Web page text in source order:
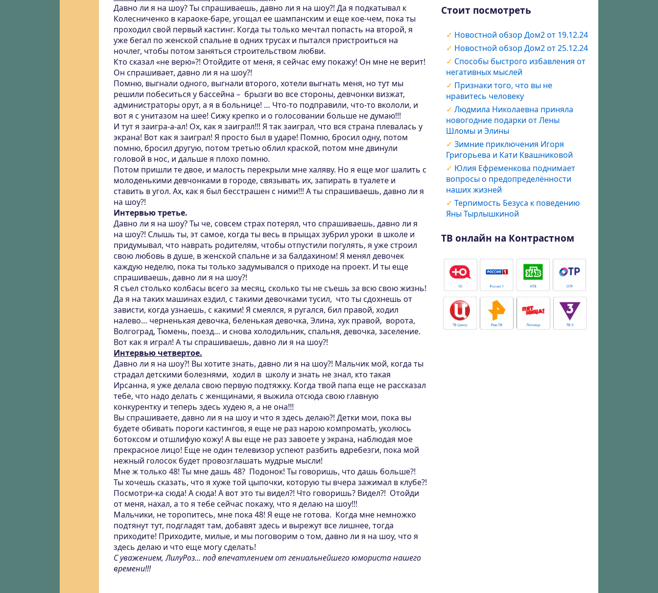
Давно ли я на шоу? Ты спрашиваешь, давно ли я на шоу?! Да я подкатывал к
Колесниченко в караоке-баре, угощал ее шампанским и еще кое-чем, пока ты
проходил свой первый кастинг. Когда ты только мечтал попасть на второй, я
уже бегал по женской спальне в одних трусах и пытался пристроиться на
ночлег, чтобы потом заняться строительством любви.
Кто сказал «не верю»?! Отойдите от меня, я сейчас ему покажу! Он мне не верит!
Он спрашивает, давно ли я на шоу?!
Помню, выгнали одного, выгнали второго, хотели выгнать меня, но тут мы
решили побеситься у бассейна – брызги во все стороны, девчонки визжат,
администраторы орут, а я в больнице! … Что-то подправили, что-то вкололи, и
вот я с унитазом на шее! Сижу крепко и о голосовании больше не думаю!!!
И тут я заигра-а-ал! Ох, как я заиграл!!! Я так заиграл, что вся страна плевалась у
экрана! Вот как я заиграл! Я просто был в ударе! Помню, бросил одну, потом
помню, бросил другую, потом третью облил краской, потом мне двинули
головой в нос, и дальше я плохо помню.
Потом пришли те двое, и малость перекрыли мне халяву. Но я еще мог шалить с
молоденькими девчонками в городе, связывать их, запирать в туалете и
ставить в угол. Ах, как я был бесстрашен с ними!!! А ты спрашиваешь, давно ли я
на шоу?!
Интервью третье.
Давно ли я на шоу? Ты че, совсем страх потерял, что спрашиваешь, давно ли я
на шоу?! Слышь ты, эт самое, когда ты весь в прыщах зубрил уроки в школе и
придумывал, что наврать родителям, чтобы отпустили погулять, я уже строил
свою любовь в душе, в женской спальне и за балдахином! Я менял девочек
каждую неделю, пока ты только задумывался о приходе на проект. И ты еще
спрашиваешь, давно ли я на шоу?!
Я съел столько колбасы всего за месяц, сколько ты не съешь за всю свою жизнь!
Да я на таких машинах ездил, с такими девочками тусил, что ты сдохнешь от
зависти, когда узнаешь, с какими! Я смеялся, я ругался, бил правой, ходил
налево… черненькая девочка, беленькая девочка, Элина, хук правой, ворота,
Волгоград, Тюмень, поезд… и снова холодильник, спальня, девочка, заселение.
Вот как я играл! А ты спрашиваешь, давно ли я на шоу?!
Интервью четвертое.
Давно ли я на шоу?! Вы хотите знать, давно ли я на шоу?! Мальчик мой, когда ты
страдал детскими болезнями, ходил в школу и знать не знал, кто такая
Ирсанна, я уже делала свою первую подтяжку. Когда твой папа еще не рассказал
тебе, что надо делать с женщинами, я выжила отсюда свою главную
конкурентку и теперь здесь худею я, а не она!!!
Вы спрашиваете, давно ли я на шоу и что я здесь делаю?! Детки мои, пока вы
будете обивать пороги кастингов, я еще не раз нарою компроматЬ, уколюсь
ботоксом и отшлифую кожу! А вы еще не раз завоете у экрана, наблюдая мое
прекрасное лицо! Еще не один телевизор успеют разбить вдребезги, пока мой
нежный голосок будет провозглашать мудрые мысли!
Мне ж только 48! Ты мне дашь 48? Подонок! Ты говоришь, что дашь больше?!
Ты хочешь сказать, что я хуже той цыпочки, которую ты вчера зажимал в клубе?!
Посмотри-ка сюда! А сюда! А вот это ты видел?! Что говоришь? Видел?! Отойди
от меня, нахал, а то я тебе сейчас покажу, что я делаю на шоу!!!
Мальчики, не торопитесь, мне пока 48! Я еще не готова. Когда мне немножко
подтянут тут, подгладят там, добавят здесь и вырежут все лишнее, тогда
приходите! Приходите, милые, и мы поговорим о том, давно ли я на шоу, что я
здесь делаю и что еще могу сделать!
С уважением, ЛилуРоз… под впечатлением от гениальнейшего юмориста нашего
времени!!!
Стоит посмотреть
Новостной обзор Дом2 от 19.12.24
Новостной обзор Дом2 от 25.12.24
Способы быстрого избавления от
негативных мыслей
Признаки того, что вы не
нравитесь человеку
Людмила Николаевна приняла
новогодние подарки от Лены
Шломы и Элины
Зимние приключения Игоря
Григорьева и Кати Квашниковой
Юлия Ефременкова поднимает
вопросы о предопределённости
наших жизней
Терпимость Безуса к поведению
Яны Тырлышкиной
ТВ онлайн на Контрастном